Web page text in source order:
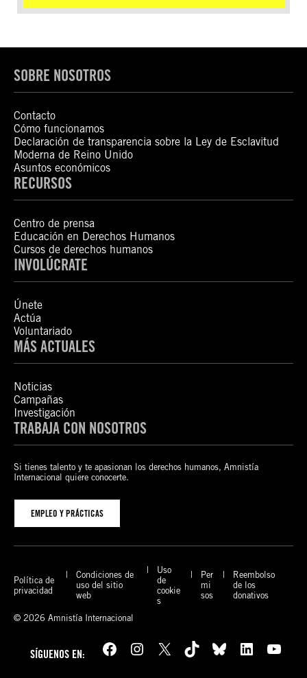
SOBRE NOSOTROS
Contacto
Cómo funcionamos
Declaración de transparencia sobre la Ley de Esclavitud
Moderna de Reino Unido
Asuntos económicos
RECURSOS
Centro de prensa
Educación en Derechos Humanos
Cursos de derechos humanos
INVOLÚCRATE
Únete
Actúa
Voluntariado
MÁS ACTUALES
Noticias
Campañas
Investigación
TRABAJA CON NOSOTROS
Si tienes talento y te apasionan los derechos humanos, Amnistía
Internacional quiere conocerte.
EMPLEO Y PRÁCTICAS
Política de
privacidad
Condiciones de
uso del sitio
web
Uso
de
cookie
s
Per
mi
sos
Reembolso
de los
donativos
© 2026 Amnistía Internacional
SÍGUENOS EN: Facebook Instagram X TikTok Bluesky LinkedIn YouTube